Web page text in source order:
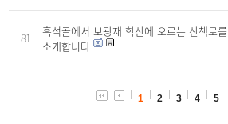
81
흑석골에서 보광재 학산에 오르는 산책로를
소개합니다
1 2 3 4 5